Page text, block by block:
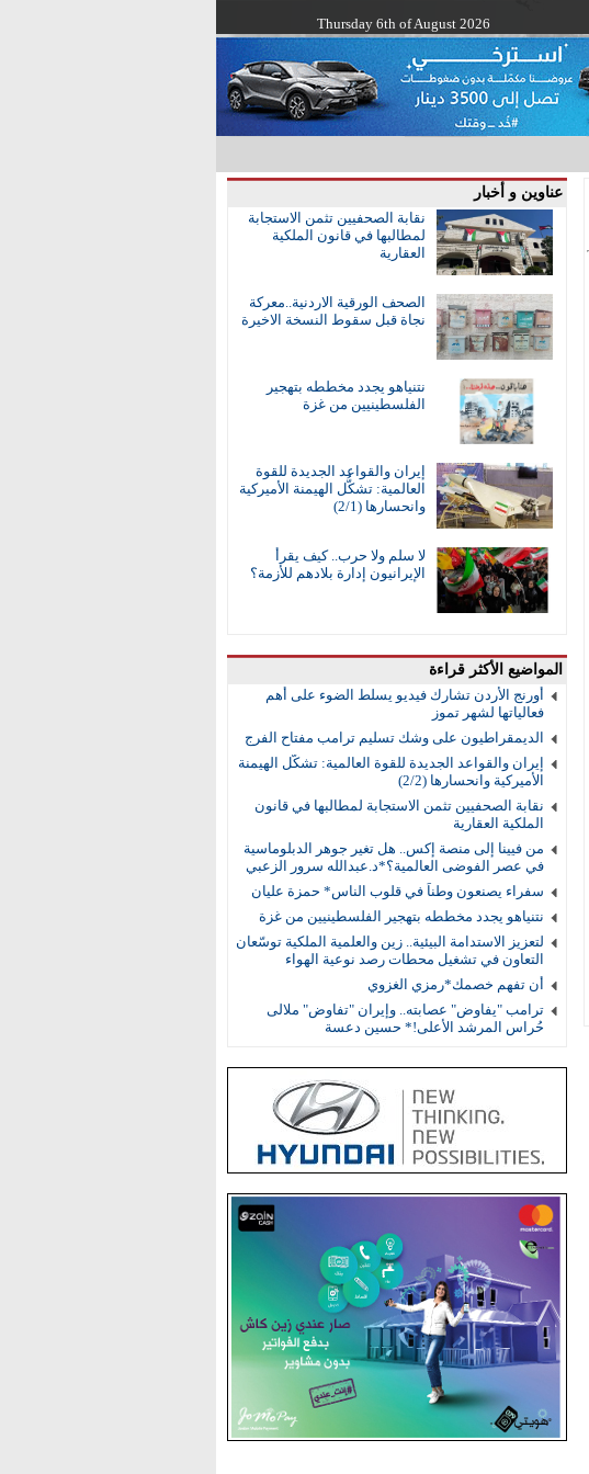
Thursday 6th of August 2026
عناوين و أخبار
نقابة الصحفيين تثمن الاستجابة
لمطالبها في قانون الملكية
العقارية
الصحف الورقية الاردنية..معركة
نجاة قبل سقوط النسخة الاخيرة
نتنياهو يجدد مخططه بتهجير
الفلسطينيين من غزة
إيران والقواعد الجديدة للقوة
العالمية: تشكُّل الهيمنة الأميركية
وانحسارها (2/1)
لا سلم ولا حرب.. كيف يقرأ
الإيرانيون إدارة بلادهم للأزمة؟
المواضيع الأكثر قراءة
أورنج الأردن تشارك فيديو يسلط الضوء على أهم
فعالياتها لشهر تموز
الديمقراطيون على وشك تسليم ترامب مفتاح الفرج
إيران والقواعد الجديدة للقوة العالمية: تشكُّل الهيمنة
الأميركية وانحسارها (2/2)
نقابة الصحفيين تثمن الاستجابة لمطالبها في قانون
الملكية العقارية
من فيينا إلى منصة إكس.. هل تغير جوهر الدبلوماسية
في عصر الفوضى العالمية؟*د.عبدالله سرور الزعبي
سفراء يصنعون وطناً في قلوب الناس* حمزة عليان
نتنياهو يجدد مخططه بتهجير الفلسطينيين من غزة
لتعزيز الاستدامة البيئية.. زين والعلمية الملكية توسّعان
التعاون في تشغيل محطات رصد نوعية الهواء
أن تفهم خصمك*رمزي الغزوي
ترامب "يفاوض" عصابته.. وإيران "تفاوض" ملالى
حُراس المرشد الأعلى!* حسين دعسة